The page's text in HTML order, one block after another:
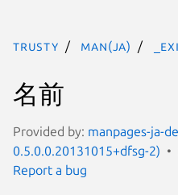
trusty man(ja)
名前
Provided by: manpages-ja-
0.5.0.0.20131015+dfsg-2)
Report a bug